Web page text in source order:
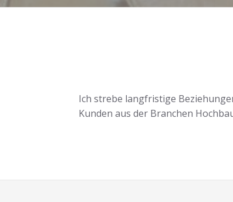
Ich strebe langfristige
Kunden aus der Branchen